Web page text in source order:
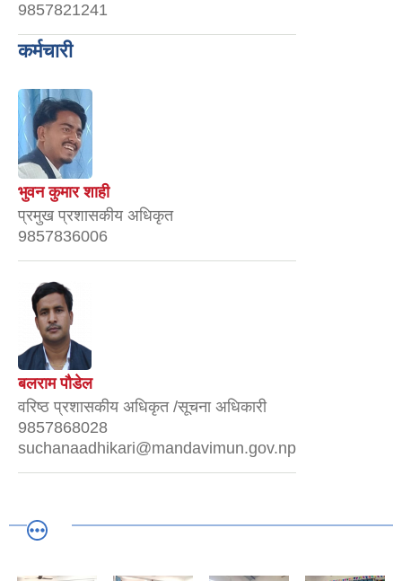
9857821241
कर्मचारी
भुवन कुमार शाही
प्रमुख प्रशासकीय अधिकृत
9857836006
बलराम पौडेल
वरिष्ठ प्रशासकीय अधिकृत /सूचना अधिकारी
9857868028
suchanaadhikari@mandavimun.gov.np